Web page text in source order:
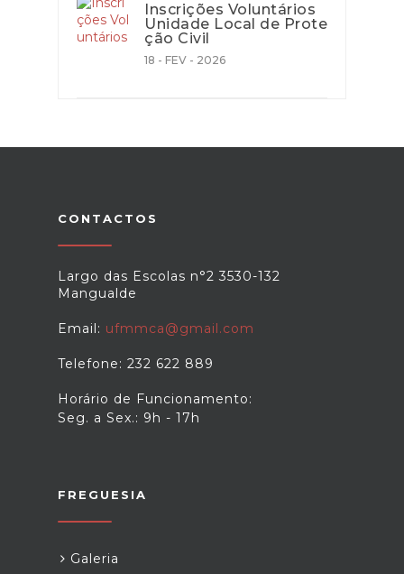
Inscrições Voluntários
Unidade Local de Prote
ção Civil
18 - FEV - 2026
CONTACTOS
Largo das Escolas n°2 3530-132
Mangualde
Email: ufmmca@gmail.com
Telefone: 232 622 889
Horário de Funcionamento:
Seg. a Sex.: 9h - 17h
FREGUESIA
Galeria